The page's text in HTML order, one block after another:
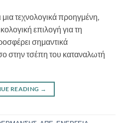
μια τεχνολογικά προηγμένη,
επιλογή για τη
σημαντικά
στην τσέπη του καταναλωτή
READING →